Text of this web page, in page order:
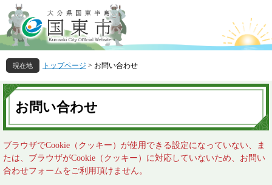
ー
ジ
の
先
頭
で
す
ニ
ュ
ー
を
飛
ば
し
へ
トップページ > お問い合わせ
本
文
お問い合わせ
ブラウザでCookie（クッキー）が使用できる設定になっていない、ま
たは、ブラウザがCookie（クッキー）に対応していないため、お問い
合わせフォームをご利用頂けません。